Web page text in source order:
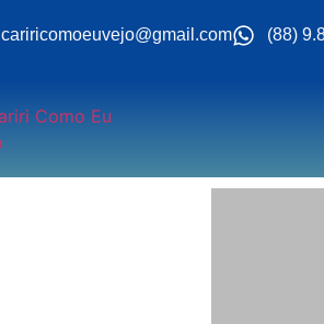
cariricomoeuvejo@gmail.com (88)